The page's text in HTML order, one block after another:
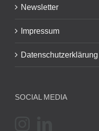
Newsletter
Impressum
Datenschutzerklärung
SOCIAL MEDIA